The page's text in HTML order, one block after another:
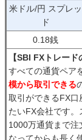
米ドル/円 スプレッ
ド
0.18銭
【SBI FXトレード
すべての通貨ペア
模から取引できる
取引ができるFX口
たいFX会社です
1000万通貨まで注